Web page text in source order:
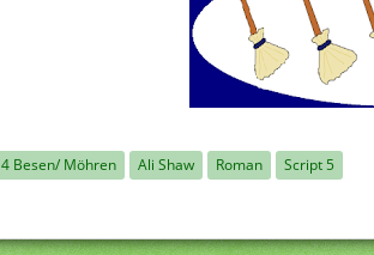
4 Besen/ Möhren Ali Shaw Roman Script 5